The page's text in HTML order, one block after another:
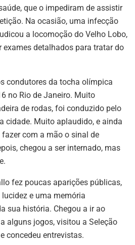
que o impediram de assistir
Na ocasião, uma infecção
a locomoção do Velho Lobo,
exames detalhados para tratar do
condutores da tocha olímpica
no Rio de Janeiro. Muito
de rodas, foi conduzido pelo
cidade. Muito aplaudido, e ainda
com a mão o sinal de
chegou a ser internado, mas
fez poucas aparições públicas,
e uma memória
sua história. Chegou a ir ao
alguns jogos, visitou a Seleção
concedeu entrevistas.